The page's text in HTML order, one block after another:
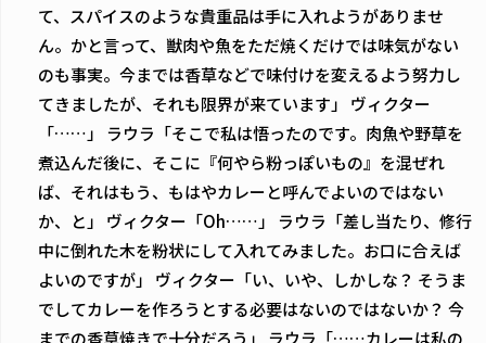
て、スパイスのような貴重品は手に入れようがありませ
ん。かと言って、獣肉や魚をただ焼くだけでは味気がない
のも事実。今までは香草などで味付けを変えるよう努力し
てきましたが、それも限界が来ています」 ヴィクター
「……」 ラウラ「そこで私は悟ったのです。肉魚や野草を
煮込んだ後に、そこに『何やら粉っぽいもの』を混ぜれ
ば、それはもう、もはやカレーと呼んでよいのではない
か、と」 ヴィクター「Oh……」 ラウラ「差し当たり、修行
中に倒れた木を粉状にして入れてみました。お口に合えば
よいのですが」 ヴィクター「い、いや、しかしな？ そうま
でしてカレーを作ろうとする必要はないのではないか？ 今
までの香草焼きで十分だろう」 ラウラ「……カレーは私の